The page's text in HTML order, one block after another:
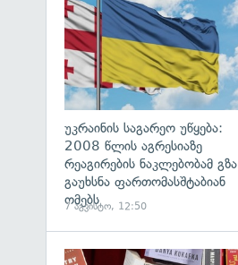
უკრაინის საგარეო უწყება:
2008 წლის აგრესიაზე
რეაგირების ნაკლებობამ გზა
გაუხსნა ფართომასშტაბიან
ომებს
7 აგვისტო, 12:50